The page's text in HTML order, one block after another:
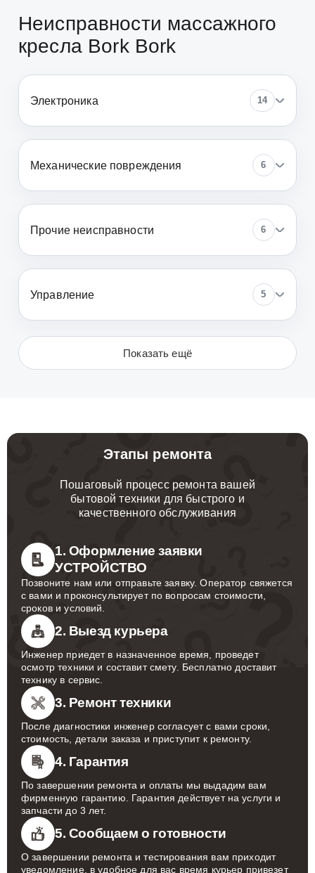
Неисправности массажного
Электроника
Механические повреждения
Прочие неисправности
Управление
Этапы ремонта
Пошаговый процесс ремонта вашей
бытовой техники для быстрого и
1. Оформление заявки
УСТРОЙСТВО
Позвоните нам или отправьте заявку. Оператор свяжется
с вами и проконсультирует по вопросам стоимости,
сроков и условий.
2. Выезд курьера
Инженер приедет в назначенное время, проведет
осмотр техники и составит смету. Бесплатно доставит
технику в сервис.
3. Ремонт техники
После диагностики инженер согласует с вами сроки,
стоимость, детали заказа и приступит к ремонту.
4. Гарантия
По завершении ремонта и оплаты мы выдадим вам
фирменную гарантию. Гарантия действует на услуги и
запчасти до 3 лет.
5. Сообщаем о готовности